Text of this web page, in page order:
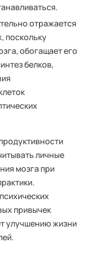
отражается
поскольку
обогащает его
белков,
личные
мозга при
привычек
улучшению жизни